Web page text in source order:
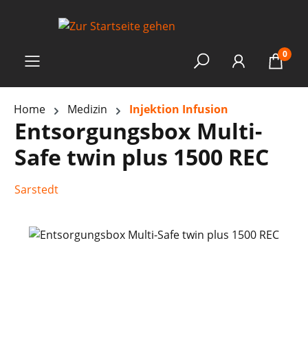
0
Home Medizin Injektion Infusion
Entsorgungsbox Multi-
Safe twin plus 1500 REC
Sarstedt
Bildergalerie überspringen